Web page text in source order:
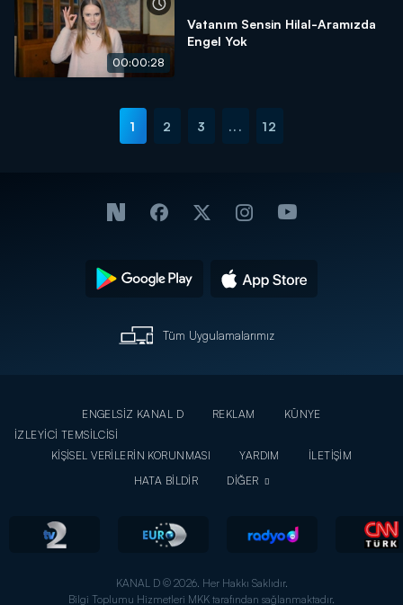
00:00:28
Vatanım Sensin Hilal-Aramızda
Engel Yok
1 2 3 ... 12
Tüm Uygulamalarımız
ENGELSİZ KANAL D REKLAM
KÜNYE
İZLEYİCİ TEMSİLCİSİ
KİŞİSEL VERİLERİN KORUNMASI
YARDIM
İLETİŞİM
HATA BİLDİR
DİĞER
KANAL D © 2026. Her Hakkı Saklıdır.
Bilgi Toplumu Hizmetleri MKK tarafından sağlanmaktadır.